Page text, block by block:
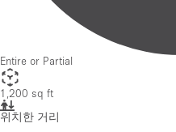
Entire or Partial
1,200 sq ft
위치한 거리